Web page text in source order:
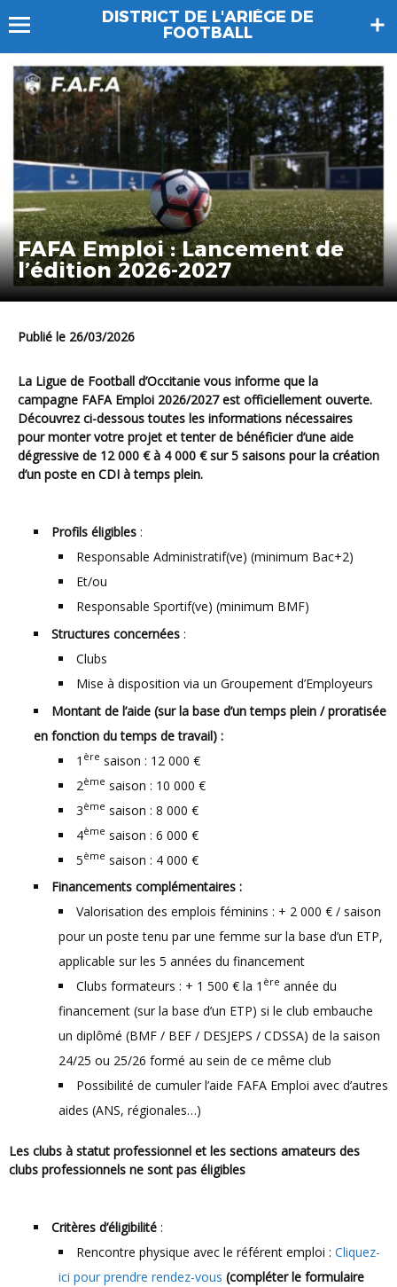
DISTRICT DE L'ARIÈGE DE
FOOTBALL
FAFA Emploi : Lancement de
l’édition 2026-2027
Publié le 26/03/2026
La Ligue de Football d’Occitanie vous informe que la
campagne FAFA Emploi 2026/2027 est officiellement ouverte.
Découvrez ci-dessous toutes les informations nécessaires
pour monter votre projet et tenter de bénéficier d’une aide
dégressive de 12 000 € à 4 000 € sur 5 saisons pour la création
d’un poste en CDI à temps plein.
Profils éligibles :
Responsable Administratif(ve) (minimum Bac+2)
Et/ou
Responsable Sportif(ve) (minimum BMF)
Structures concernées :
Clubs
Mise à disposition via un Groupement d’Employeurs
Montant de l’aide (sur la base d’un temps plein / proratisée
en fonction du temps de travail) :
1 ère saison : 12 000 €
2ème saison : 10 000 €
3ème saison : 8 000 €
4ème saison : 6 000 €
5ème saison : 4 000 €
Financements complémentaires :
Valorisation des emplois féminins : + 2 000 € / saison
pour un poste tenu par une femme sur la base d’un ETP,
applicable sur les 5 années du financement
Clubs formateurs : + 1 500 € la 1 ère année du
financement (sur la base d’un ETP) si le club embauche
un diplômé (BMF / BEF / DESJEPS / CDSSA) de la saison
24/25 ou 25/26 formé au sein de ce même club
Possibilité de cumuler l’aide FAFA Emploi avec d’autres
aides (ANS, régionales…)
Les clubs à statut professionnel et les sections amateurs des
clubs professionnels ne sont pas éligibles
Critères d’éligibilité :
Rencontre physique avec le référent emploi : Cliquez-
ici pour prendre rendez-vous (compléter le formulaire